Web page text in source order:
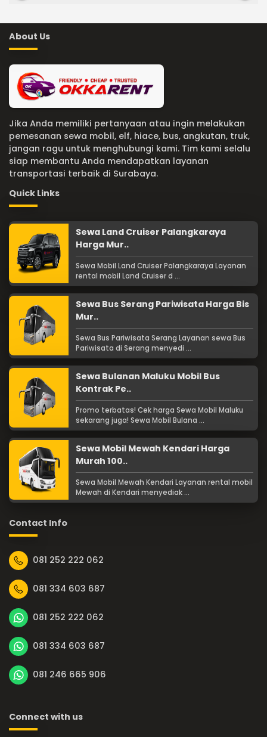
About Us
Jika Anda memiliki pertanyaan atau ingin melakukan
pemesanan sewa mobil, elf, hiace, bus, angkutan, truk,
jangan ragu untuk menghubungi kami. Tim kami selalu
siap membantu Anda mendapatkan layanan
transportasi terbaik di Surabaya.
Quick Links
Sewa Land Cruiser Palangkaraya
Harga Mur..
Sewa Mobil Land Cruiser Palangkaraya Layanan
rental mobil Land Cruiser d ...
Sewa Bus Serang Pariwisata Harga Bis
Mur..
Sewa Bus Pariwisata Serang Layanan sewa Bus
Pariwisata di Serang menyedi ...
Sewa Bulanan Maluku Mobil Bus
Kontrak Pe..
Promo terbatas! Cek harga Sewa Mobil Maluku
sekarang juga! Sewa Mobil Bulana ...
Sewa Mobil Mewah Kendari Harga
Murah 100..
Sewa Mobil Mewah Kendari Layanan rental mobil
Mewah di Kendari menyediak ...
Contact Info
081 252 222 062
081 334 603 687
081 252 222 062
081 334 603 687
081 246 665 906
Connect with us